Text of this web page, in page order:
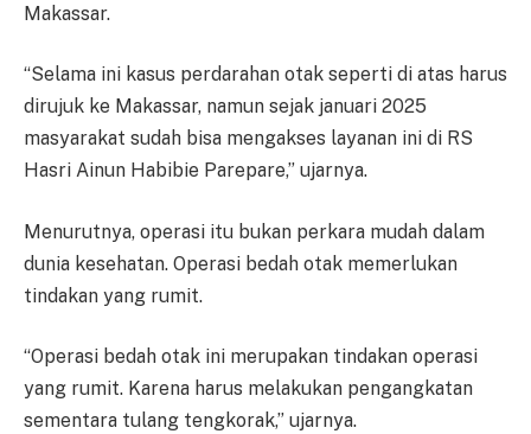
Makassar.
“Selama ini kasus perdarahan otak seperti di atas harus
dirujuk ke Makassar, namun sejak januari 2025
masyarakat sudah bisa mengakses layanan ini di RS
Hasri Ainun Habibie Parepare,” ujarnya.
Menurutnya, operasi itu bukan perkara mudah dalam
dunia kesehatan. Operasi bedah otak memerlukan
tindakan yang rumit.
“Operasi bedah otak ini merupakan tindakan operasi
yang rumit. Karena harus melakukan pengangkatan
sementara tulang tengkorak,” ujarnya.